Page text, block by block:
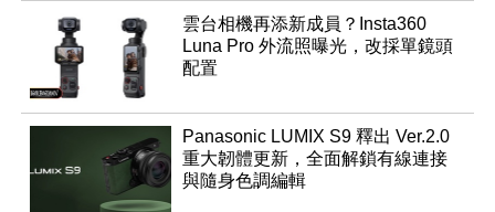
雲台相機再添新成員？Insta360
Luna Pro 外流照曝光，改採單鏡頭
配置
Panasonic LUMIX S9 釋出 Ver.2.0
重大韌體更新，全面解鎖有線連接
與隨身色調編輯